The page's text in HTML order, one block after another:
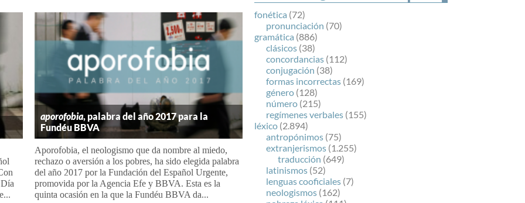
Internet.
fonética (72)
pronunciación (70)
gramática (886)
clásicos (38)
concordancias (112)
conjugación (38)
formas incorrectas (169)
género (128)
número (215)
regímenes verbales (155)
léxico (2.894)
antropónimos (75)
extranjerismos (1.255)
traducción (649)
latinismos (52)
lenguas cooficiales (7)
neologismos (162)
aporofobia, palabra del año 2017 para la
Fundéu BBVA
Aporofobia, el neologismo que da nombre al miedo,
rechazo o aversión a los pobres, ha sido elegida palabra
del año 2017 por la Fundación del Español Urgente,
promovida por la Agencia Efe y BBVA. Esta es la
quinta ocasión en la que la Fundéu BBVA da...